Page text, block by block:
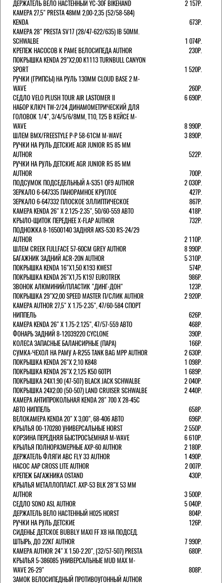
ДЕРЖАТЕЛЬ ВЕЛО НАСТЕННЫЙ YC-30F BIKEHAND
2 157Р.
КАМЕРА 27,5" PRESTA 48ММ 2,00-2,35 (52/58-584)
KENDA
673Р.
КАМЕРА 28" PRESTA SV17 (28/47-622/635) IB 50MM.
SCHWALBE
1 074Р.
КРЕПЕЖ НАСОСОВ К РАМЕ ВЕЛОСИПЕДА AUTHOR
230Р.
ПОКРЫШКА KENDA 29"Х2,00 K1113 TURNBULL CANYON
SPORT
1 520Р.
РУЧКИ (ГРИПСЫ) НА РУЛЬ 130ММ CLOUD BASE 2 M-
WAVE
260Р.
СЕДЛО VELO PLUSH TOUR AIR LASTOMER II
6 690Р.
НАБОР КЛЮЧ TW-2/24 ДИНАМОМЕТРИЧЕСКИЙ ДЛЯ
ГОЛОВОК 1/4", 3/4/5/6/8ММ, T10, T25 В КЕЙСЕ M-
WAVE
8 990Р.
ШЛЕМ ВМХ/FREESTYLE Р-Р 58-61СМ M-WAVE
3 890Р.
РУЧКИ НА РУЛЬ ДЕТСКИЕ AGR JUNIOR R5 85 ММ
AUTHOR
522Р.
РУЧКИ НА РУЛЬ ДЕТСКИЕ AGR JUNIOR R5 85 ММ
AUTHOR
700Р.
ПОДСУМОК ПОДСЕДЕЛЬНЫЙ A-S351 QF9 AUTHOR
2 030Р.
ЗЕРКАЛО 6-647335 ПАНОРАМНОЕ КРУГЛОЕ
427Р.
ЗЕРКАЛО 6-647332 ПЛОСКОЕ ЭЛЛИПТИЧЕСКОЕ
867Р.
КАМЕРА KENDA 26" Х 2.125-2.35", 50/60-559 АВТО
418Р.
КРЫЛО-ЩИТОК ПЕРЕДНЕЕ X-FLAP AUTHOR
732Р.
ПОДНОЖКА 8-16500140 ЗАДНЯЯ AKS-530 RS-24/29
AUTHOR
2 110Р.
ШЛЕМ CREEK FULLFACE 57-60СМ GREY AUTHOR
8 990Р.
БАГАЖНИК ЗАДНИЙ ACR-20N AUTHOR
5 310Р.
ПОКРЫШКА KENDA 16"Х1,50 K193 KWEST
574Р.
ПОКРЫШКА KENDA 26"Х1,75 K197 EUROTREK
986Р.
ЗВОНОК АЛЮМИНИЙ/ПЛАСТИК "ДИНГ-ДОН"
123Р.
ПОКРЫШКА 29"Х2,00 SPEED MASTER П/СЛИК AUTHOR
2 920Р.
КАМЕРА AUTHOR 27,5" Х 1.75-2.35", 47/60-584 СПОРТ
НИППЕЛЬ
626Р.
КАМЕРА KENDA 26" Х 1.75-2.125", 47/57-559 АВТО
468Р.
ФОНАРЬ ЗАДНИЙ 8-12039220 CYCLONE
390Р.
КОЛЕСА ЗАПАСНЫЕ БАЛАНСИРНЫЕ (ПАРА)
166Р.
CУМКА-ЧЕХОЛ НА РАМУ A-R255 TANK BAG MPP AUTHOR
2 630Р.
ПОКРЫШКА KENDA 26"Х 2,10 K848
1 098Р.
ПОКРЫШКА KENDA 26"Х 2,125 K50 60TPI
1 689Р.
ПОКРЫШКА 24X1.90 (47-507) BLACK JACK SCHWALBE
2 040Р.
ПОКРЫШКА 24X2.00 (50-507) LAND CRUISER SCHWALBE
2 440Р.
КАМЕРА АНТИПРОКОЛЬНАЯ KENDA 28" 700 Х 28-45C
АВТО НИППЕЛЬ
658Р.
ВЕЛОКАМЕРА KENDA 20" Х 3,00", 68-406 АВТО
696Р.
КРЫЛЬЯ 00-170280 УНИВЕРСАЛЬНЫЕ HORST
2 550Р.
КОРЗИНА ПЕРЕДНЯЯ БЫСТРОСЪЕМНАЯ M-WAVE
6 610Р.
КРЫЛЬЯ ПОЛНОРАЗМЕРНЫЕ AXP-60 AUTHOR
2 180Р.
ДЕРЖАТЕЛЬ ФЛЯГИ АВС FLY 33 AUTHOR
1 490Р.
НАСОС AAP CROSS LITE AUTHOR
2 007Р.
КРЕПЕЖ БАГАЖНИКА OSTAND
430Р.
КРЫЛЬЯ МЕТАЛЛОПЛАСТ. AXP-53 BLK 28"Х 53 ММ
AUTHOR
3 500Р.
СЕДЛО SONO ASL AUTHOR
5 040Р.
ДЕРЖАТЕЛЬ ВЕЛО НАСТЕННЫЙ H025 HORST
804Р.
РУЧКИ НА РУЛЬ ДЕТСКИЕ
126Р.
СИДЕНЬЕ ДЕТСКОЕ BUBBLY MAXI FF X8 НА ПОДСЕД.
ШТЫРЬ, ДО 22КГ AUTHOR
7 990Р.
КАМЕРА AUTHOR 24" Х 1.50-2.20", (32/57-507) PRESTA
680Р.
КРЫЛЬЯ 5-386085 УНИВЕРСАЛЬНЫЕ MUD MAX M-
WAVE 26-29"
808Р.
ЗАМОК ВЕЛОСИПЕДНЫЙ ПРОТИВОУГОННЫЙ AUTHOR